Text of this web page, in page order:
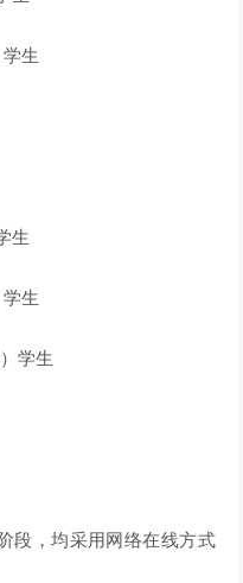
生
生
生
学生
段，均采用网络在线方式